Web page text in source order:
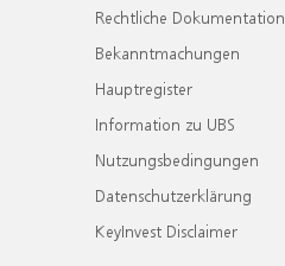
Rechtliche Dokumentation
Bekanntmachungen
Hauptregister
Information zu UBS
Nutzungsbedingungen
Datenschutzerklärung
KeyInvest Disclaimer